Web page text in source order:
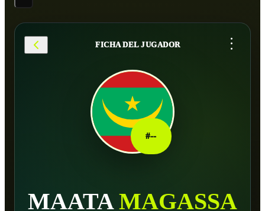
FICHA DEL JUGADOR ...
#--
MAATA MAGASSA